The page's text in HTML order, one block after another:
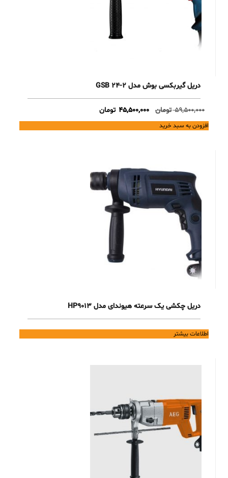
دریل گیربکسی بوش مدل GSB 24-2
59,500,000 تومان
Original
price
was:
45,500,000 تومانCurrent
price
is:
افزودن به سبد خرید
دریل چکشی یک سرعته هیوندای مدل HP9013
اطلاعات بیشتر